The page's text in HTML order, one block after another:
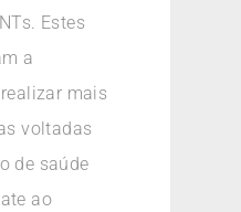
Estes
a
mais
voltadas
de saúde
ao